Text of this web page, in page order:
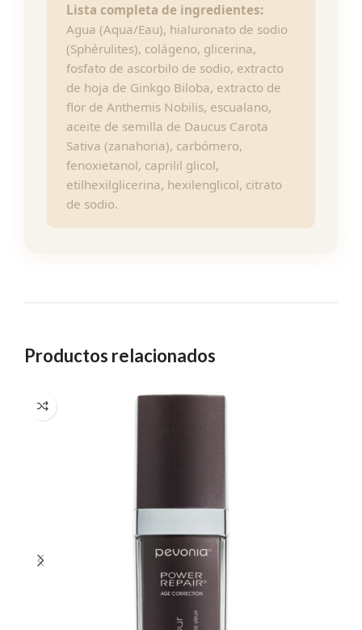
Lista completa de ingredientes:
Agua (Aqua/Eau), hialuronato de sodio
(Sphérulites), colágeno, glicerina,
fosfato de ascorbilo de sodio, extracto
de hoja de Ginkgo Biloba, extracto de
flor de Anthemis Nobilis, escualano,
aceite de semilla de Daucus Carota
Sativa (zanahoria), carbómero,
fenoxietanol, caprilil glicol,
etilhexilglicerina, hexilenglicol, citrato
de sodio.
Productos relacionados